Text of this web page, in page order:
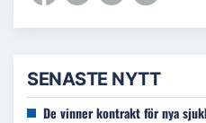
SENASTE NYTT
De vinner kontrakt för nya